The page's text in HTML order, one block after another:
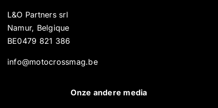
L&O Partners srl
Namur, Belgique
BE0479 821 386
info@motocrossmag.be
Onze andere media